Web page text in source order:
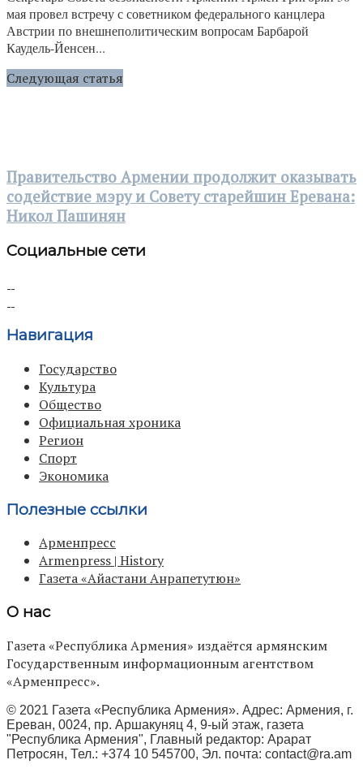
мая провел встречу с советником федерального канцлера
Австрии по внешнеполитическим вопросам Барбарой
Каудель-Йенсен...
Следующая статья
Правительство Армении продолжит оказывать
содействие мэру и Совету старейшин Еревана:
Никол Пашинян
Социальные сети
Навигация
Государство
Культура
Общество
Официальная хроника
Регион
Спорт
Экономика
Полезные ссылки
Арменпресс
Armenpress | History
Газета «Айастани Анрапетутюн»
О нас
Газета «Республика Армения» издаётся армянским
Государственным информационным агентством
«Арменпресс».
© 2021 Газета «Республика Армения». Адрес: Армения, г.
Ереван, 0024, пр. Аршакуняц 4, 9-ый этаж, газета
"Республика Армения", Главный редактор: Арарат
Петросян, Тел.: +374 10 545700, Эл. почта: contact@ra.am